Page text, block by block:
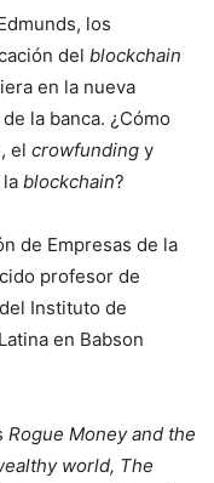
los
del blockchain
en la nueva
la banca. ¿Cómo
el crowfunding y
blockchain?
de Empresas de la
profesor de
Instituto de
en Babson
Rogue Money and the
world, The